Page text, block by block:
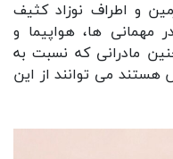
و اطراف نوزاد کثیف
مهمانی ها، هواپیما و
مادرانی که نسبت به
می توانند از این